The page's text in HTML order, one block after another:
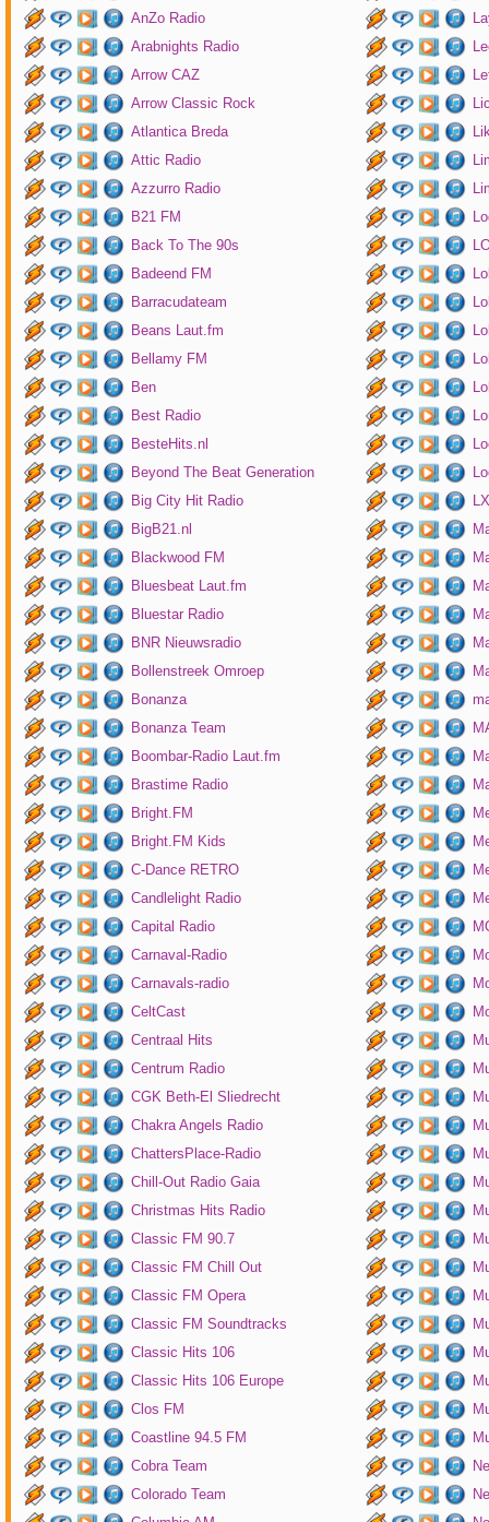
AnZo Radio
Arabnights Radio
Arrow CAZ
Arrow Classic Rock
Atlantica Breda
Attic Radio
Azzurro Radio
B21 FM
Back To The 90s
Badeend FM
Barracudateam
Beans Laut.fm
Bellamy FM
Ben
Best Radio
BesteHits.nl
Beyond The Beat Generation
Big City Hit Radio
BigB21.nl
Blackwood FM
Bluesbeat Laut.fm
Bluestar Radio
BNR Nieuwsradio
Bollenstreek Omroep
Bonanza
Bonanza Team
Boombar-Radio Laut.fm
Brastime Radio
Bright.FM
Bright.FM Kids
C-Dance RETRO
Candlelight Radio
Capital Radio
Carnaval-Radio
Carnavals-radio
CeltCast
Centraal Hits
Centrum Radio
CGK Beth-El Sliedrecht
Chakra Angels Radio
ChattersPlace-Radio
Chill-Out Radio Gaia
Christmas Hits Radio
Classic FM 90.7
Classic FM Chill Out
Classic FM Opera
Classic FM Soundtracks
Classic Hits 106
Classic Hits 106 Europe
Clos FM
Coastline 94.5 FM
Cobra Team
Colorado Team